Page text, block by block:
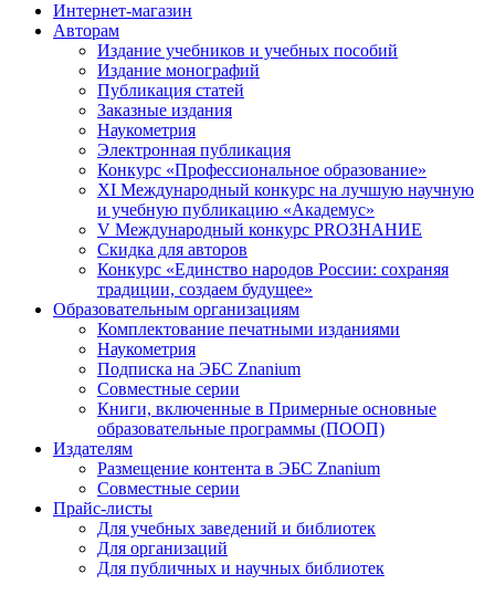
Интернет-магазин
Авторам
Издание учебников и учебных пособий
Издание монографий
Публикация статей
Заказные издания
Наукометрия
Электронная публикация
Конкурс «Профессиональное образование»
XI Международный конкурс на лучшую научную
и учебную публикацию «Академус»
V Международный конкурс PROЗНАНИЕ
Скидка для авторов
Конкурс «Единство народов России: сохраняя
традиции, создаем будущее»
Образовательным организациям
Комплектование печатными изданиями
Наукометрия
Подписка на ЭБС Znanium
Совместные серии
Книги, включенные в Примерные основные
образовательные программы (ПООП)
Издателям
Размещение контента в ЭБС Znanium
Совместные серии
Прайс-листы
Для учебных заведений и библиотек
Для организаций
Для публичных и научных библиотек